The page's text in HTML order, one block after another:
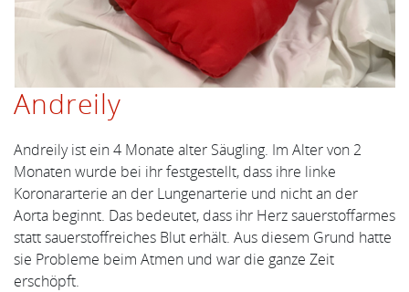
Andreily
Andreily ist ein 4 Monate alter Säugling. Im Alter von 2
Monaten wurde bei ihr festgestellt, dass ihre linke
Koronararterie an der Lungenarterie und nicht an der
Aorta beginnt. Das bedeutet, dass ihr Herz sauerstoffarmes
statt sauerstoffreiches Blut erhält. Aus diesem Grund hatte
sie Probleme beim Atmen und war die ganze Zeit
erschöpft.